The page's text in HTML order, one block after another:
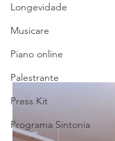
Longevidade
Musicare
Piano online
Palestrante
Press Kit
Programa Sintonia